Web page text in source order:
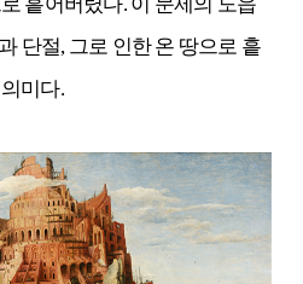
단절, 그로 인한 온 땅으로 흩
미다.